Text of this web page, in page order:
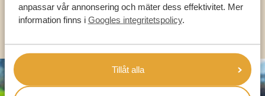
anpassar vår annonsering och mäter dess effektivitet. Mer
information finns i Googles integritetspolicy.
Tillåt alla
OLIKA LÄNDER